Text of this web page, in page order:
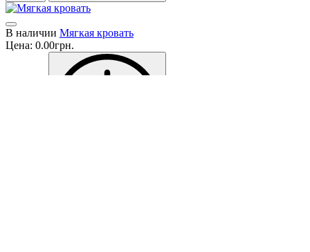
В наличии Мягкая кровать
Цена: 0.00грн.